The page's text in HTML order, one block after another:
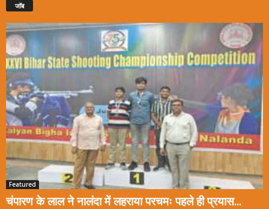
जॉब
Featured
चंपारण के लाल ने नालंदा में लहराया परचमः पहले ही प्रयास...